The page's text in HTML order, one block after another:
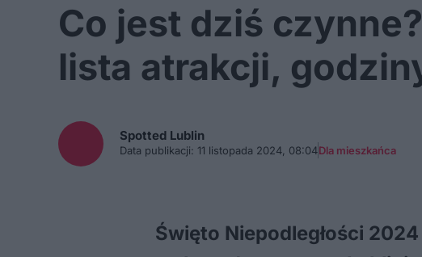
Co jest dziś
lista atrakcji,
Spotted Lublin
Data publikacji: 11 listopada 2024, 08:04Dla mieszkańca
Święto Niepodległości